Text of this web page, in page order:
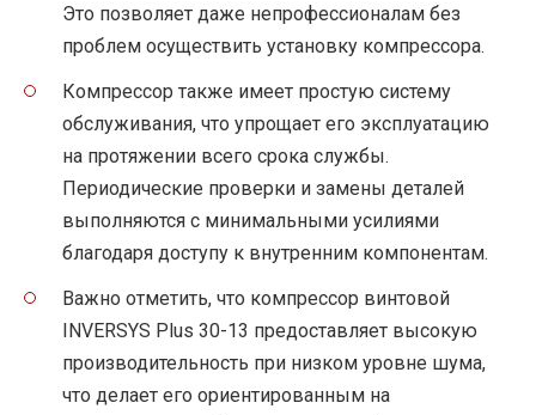
Это позволяет даже непрофессионалам без
проблем осуществить установку компрессора.
Компрессор также имеет простую систему
обслуживания, что упрощает его эксплуатацию
на протяжении всего срока службы.
Периодические проверки и замены деталей
выполняются с минимальными усилиями
благодаря доступу к внутренним компонентам.
Важно отметить, что компрессор винтовой
INVERSYS Plus 30-13 предоставляет высокую
производительность при низком уровне шума,
что делает его ориентированным на